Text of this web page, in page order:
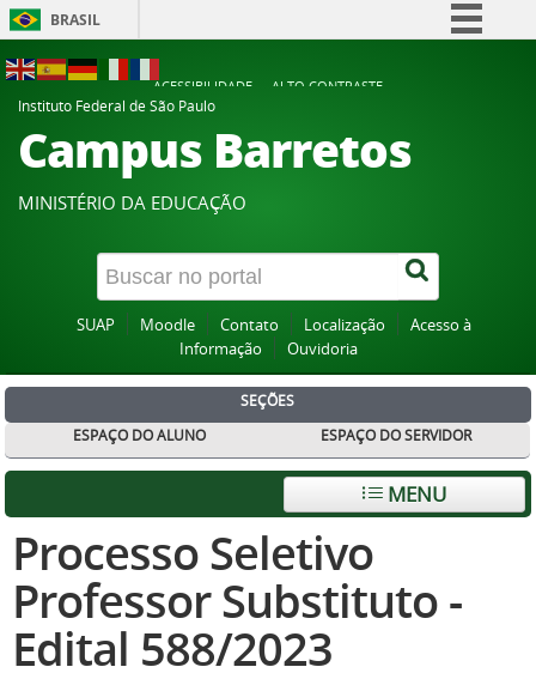
BRASIL
Participe
Acesso à informação
Canais
ACESSIBILIDADE
ALTO CONTRASTE
Instituto Federal de São Paulo
Campus Barretos
MINISTÉRIO DA EDUCAÇÃO
SUAP Moodle Contato Localização
Acesso à
Informação
Ouvidoria
SEÇÕES
ESPAÇO DO ALUNO
ESPAÇO DO SERVIDOR
MENU
Processo Seletivo
Professor Substituto -
Edital 588/2023